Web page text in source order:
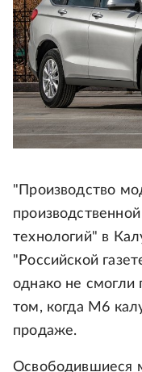
"Производство
технологий" в
"Российской
однако не
том, когда M6
продаже.
Освободившиеся